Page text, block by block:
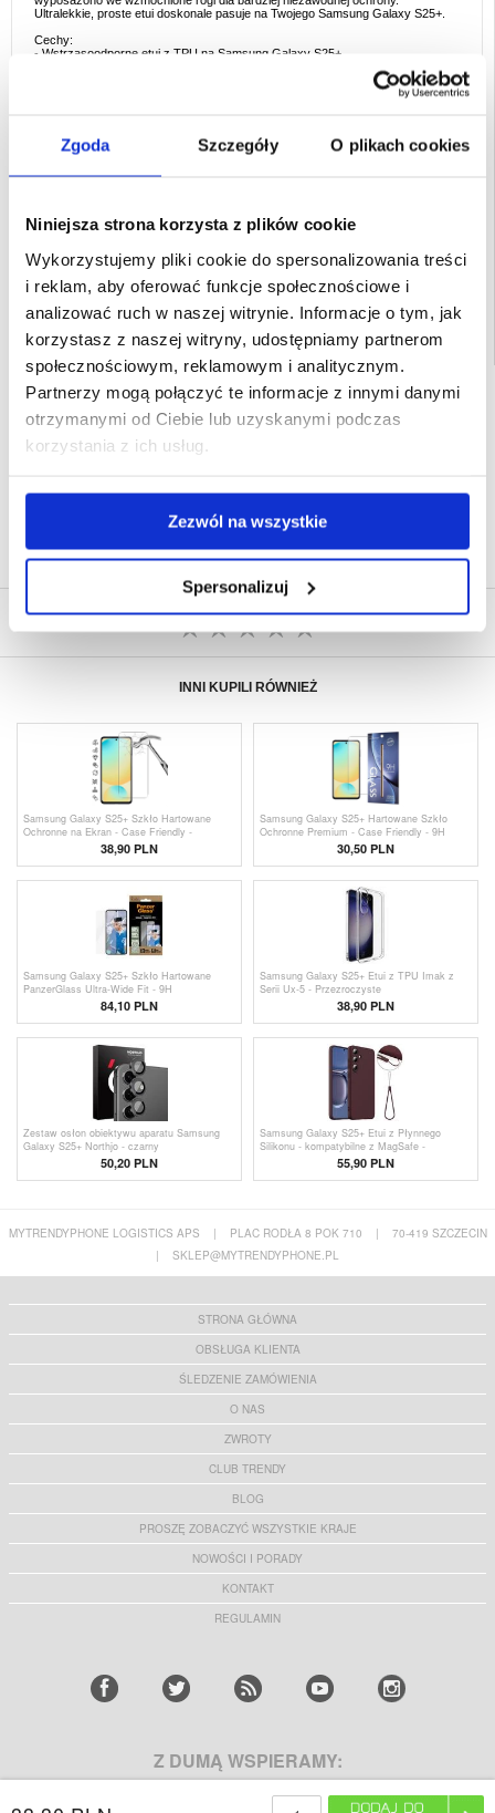
Zgoda Szczegóły O plikach cookies
Niniejsza strona korzysta z plików cookie
Wykorzystujemy pliki cookie do spersonalizowania treści
i reklam, aby oferować funkcje społecznościowe i
analizować ruch w naszej witrynie. Informacje o tym, jak
korzystasz z naszej witryny, udostępniamy partnerom
społecznościowym, reklamowym i analitycznym.
Partnerzy mogą połączyć te informacje z innymi danymi
otrzymanymi od Ciebie lub uzyskanymi podczas
korzystania z ich usług.
Zezwól na wszystkie
Spersonalizuj
Ultralekkie, proste etui doskonale pasuje na Twojego Samsung Galaxy S25+.
Cechy:
- Wstrząsoodporne etui z TPU na Samsung Galaxy S25+
- Etui z reagującymi osłonami przycisków dla dodatkowej ochrony przed pyłem
EAN: 5714122496904
Powiązane kategorie:
Akcesoria do telefonów Etui & Akcesoria Samsung
,
Samsung Galaxy S25+ Etui & Akcesoria
SZYBKA DOSTAWA
CLUB TRENDY
KLIENTÓW
NAPISZ OPINIĘ
INNI KUPILI RÓWNIEŻ
Samsung Galaxy S25+ Szkło Hartowane
Ochronne na Ekran - Case Friendly -
38,90 PLN
Samsung Galaxy S25+ Hartowane Szkło
Ochronne Premium - Case Friendly - 9H
30,50 PLN
Samsung Galaxy S25+ Szkło Hartowane
PanzerGlass Ultra-Wide Fit - 9H
84,10 PLN
Samsung Galaxy S25+ Etui z TPU Imak z
Serii Ux-5 - Przezroczyste
38,90 PLN
Zestaw osłon obiektywu aparatu Samsung
Galaxy S25+ Northjo - czarny
50,20 PLN
Samsung Galaxy S25+ Etui z Płynnego
Silikonu - kompatybilne z MagSafe -
55,90 PLN
MYTRENDYPHONE LOGISTICS APS | PLAC RODŁA 8 POK 710 |
70-419 SZCZECIN
|
SKLEP@MYTRENDYPHONE.PL
STRONA GŁÓWNA
OBSŁUGA KLIENTA
ŚLEDZENIE ZAMÓWIENIA
O NAS
ZWROTY
CLUB TRENDY
BLOG
PROSZĘ ZOBACZYĆ WSZYSTKIE KRAJE
NOWOŚCI I PORADY
KONTAKT
REGULAMIN
Z DUMĄ WSPIERAMY: